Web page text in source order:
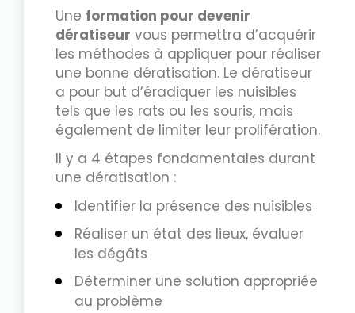
Une formation pour devenir
dératiseur vous permettra d’acquérir
les méthodes à appliquer pour réaliser
une bonne dératisation. Le dératiseur
a pour but d’éradiquer les nuisibles
tels que les rats ou les souris, mais
également de limiter leur prolifération.
Il y a 4 étapes fondamentales durant
une dératisation :
Identifier la présence des nuisibles
Réaliser un état des lieux, évaluer
les dégâts
Déterminer une solution appropriée
au problème